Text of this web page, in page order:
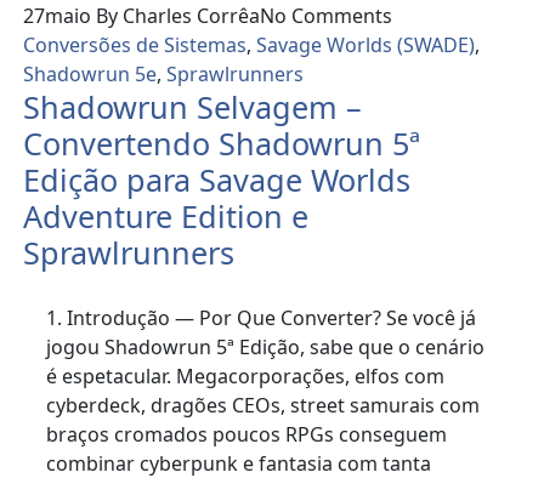
27maio By Charles CorrêaNo Comments
Conversões de Sistemas,Savage Worlds (SWADE),
Shadowrun 5e,Sprawlrunners
Shadowrun Selvagem –
Convertendo Shadowrun 5ª
Edição para Savage Worlds
Adventure Edition e
Sprawlrunners
1. Introdução — Por Que Converter? Se você já
jogou Shadowrun 5ª Edição, sabe que o cenário
é espetacular. Megacorporações, elfos com
cyberdeck, dragões CEOs, street samurais com
braços cromados poucos RPGs conseguem
combinar cyberpunk e fantasia com tanta